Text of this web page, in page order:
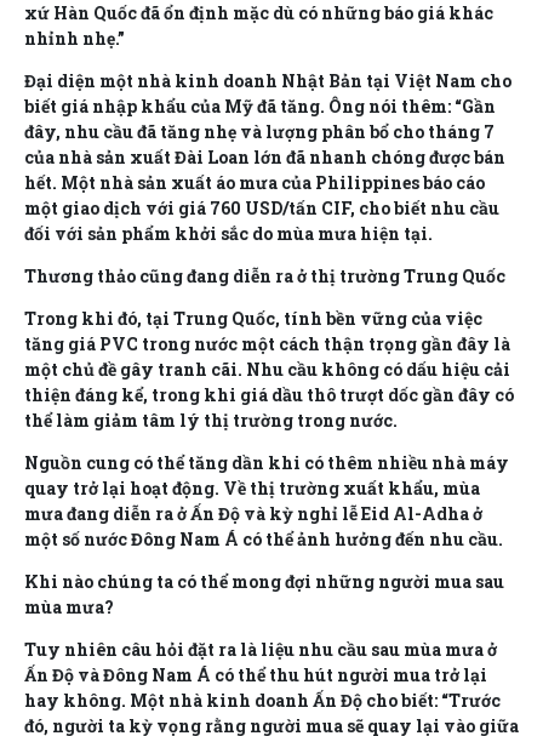
xứ Hàn Quốc đã ổn định mặc dù có những báo giá khác
nhỉnh nhẹ.”
Đại diện một nhà kinh doanh Nhật Bản tại Việt Nam cho
biết giá nhập khẩu của Mỹ đã tăng. Ông nói thêm: “Gần
đây, nhu cầu đã tăng nhẹ và lượng phân bổ cho tháng 7
của nhà sản xuất Đài Loan lớn đã nhanh chóng được bán
hết. Một nhà sản xuất áo mưa của Philippines báo cáo
một giao dịch với giá 760 USD/tấn CIF, cho biết nhu cầu
đối với sản phẩm khởi sắc do mùa mưa hiện tại.
Thương thảo cũng đang diễn ra ở thị trường Trung Quốc
Trong khi đó, tại Trung Quốc, tính bền vững của việc
tăng giá PVC trong nước một cách thận trọng gần đây là
một chủ đề gây tranh cãi. Nhu cầu không có dấu hiệu cải
thiện đáng kể, trong khi giá dầu thô trượt dốc gần đây có
thể làm giảm tâm lý thị trường trong nước.
Nguồn cung có thể tăng dần khi có thêm nhiều nhà máy
quay trở lại hoạt động. Về thị trường xuất khẩu, mùa
mưa đang diễn ra ở Ấn Độ và kỳ nghỉ lễ Eid Al-Adha ở
một số nước Đông Nam Á có thể ảnh hưởng đến nhu cầu.
Khi nào chúng ta có thể mong đợi những người mua sau
mùa mưa?
Tuy nhiên câu hỏi đặt ra là liệu nhu cầu sau mùa mưa ở
Ấn Độ và Đông Nam Á có thể thu hút người mua trở lại
hay không. Một nhà kinh doanh Ấn Độ cho biết: “Trước
đó, người ta kỳ vọng rằng người mua sẽ quay lại vào giữa